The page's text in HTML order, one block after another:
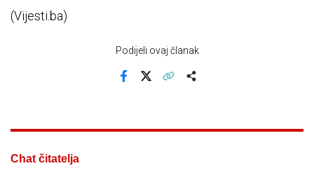
(Vijesti.ba)
Podijeli ovaj članak
Chat čitatelja